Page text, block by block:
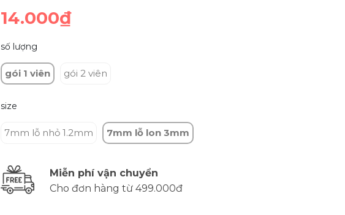
14.000₫
số lượng
gói 1 viên gói 2 viên
size
7mm lỗ nhỏ 1.2mm 7mm lỗ lon 3mm
Miễn phí vận chuyển
Cho đơn hàng từ 499.000đ